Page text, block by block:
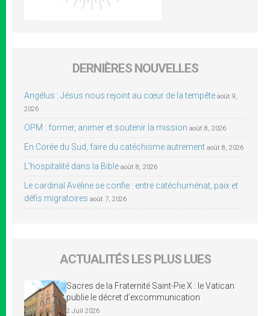
DERNIÈRES NOUVELLES
Angélus : Jésus nous rejoint au cœur de la tempête août 9,
2026
OPM : former, animer et soutenir la mission août 8, 2026
En Corée du Sud, faire du catéchisme autrement août 8, 2026
L’hospitalité dans la Bible août 8, 2026
Le cardinal Aveline se confie : entre catéchuménat, paix et
défis migratoires août 7, 2026
ACTUALITÉS LES PLUS LUES
Sacres de la Fraternité Saint-Pie X : le Vatican
publie le décret d’excommunication
2 Juil 2026